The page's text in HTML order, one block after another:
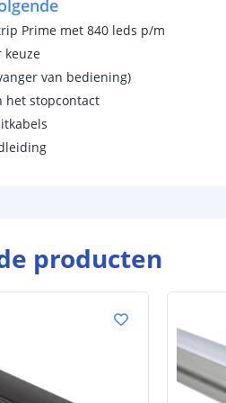
Prime met 840 leds p/m
keuze
van bediening)
het stopcontact
producten